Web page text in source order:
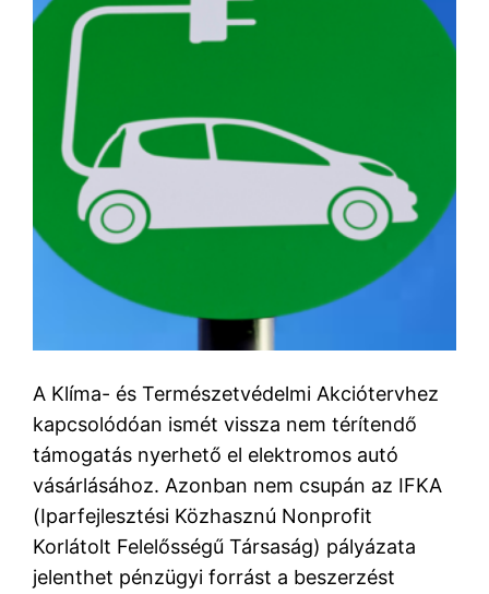
A Klíma- és Természetvédelmi Akciótervhez
kapcsolódóan ismét vissza nem térítendő
támogatás nyerhető el elektromos autó
vásárlásához. Azonban nem csupán az IFKA
(Iparfejlesztési Közhasznú Nonprofit
Korlátolt Felelősségű Társaság) pályázata
jelenthet pénzügyi forrást a beszerzést